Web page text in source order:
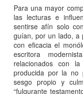
Para una mayor
las lecturas e
sentirse afín solo
guían, por un lado, a
con eficacia el
escritora
relacionados con
producida por la no
sesgo propio y
“fulgurante